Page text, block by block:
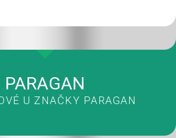
PARAGAN
U ZNAČKY PARAGAN